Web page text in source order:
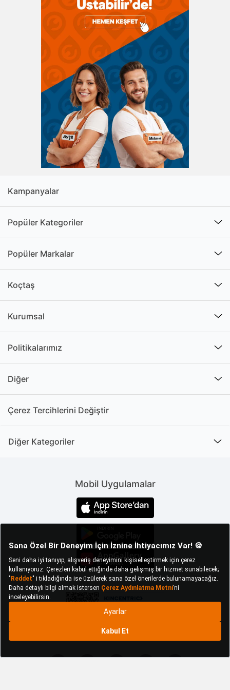
Farklı malzemelerden üretilen çekmeceli şifonyer
modelleri arasından yaşam alanınızın dekorasyonuna
uygun ürünleri seçebilirsiniz. Renk skalası oldukça
geniş olan şifonyerlerin çekmece sayısı üründen ürüne
değişir. 4 çekmeceli şifonyer modelleri, en çok
kullanılanlar arasında yer alır. Bunun yanında 5 veya 6
çekmeceli şifonyer modelleri de bulunur. Daha küçük
boyutlu alternatifler için 3 çekmeceli şifonyer
modellerine göz atabilirsiniz.
Şifonyer Seçiminde Dikkat
Etmeniz Gerekenler
Şifonyer seçiminde bazı püf noktalara dikkat ederek
görünümlü ürünlere sahip olabilirsiniz. Bunun için
izlemeniz gereken adımlar şunlardır:
Ürünün yapımında
kullanılan
materyallerin
uyumuna dikkat
edebilirsiniz.
Eşya depolamak
amacıyla baktığınızda, sağlamlığı ile ön plana
çıkan ürünler arasından seçim yapabilirsiniz.
değişir. Fiyat / performans oranına dikkat ederek
bütçenize uygun bir seçim yapmanızda faydalı
olabilir.
alır. Kulpların sağlam ve dekorasyon ile uyumlu
olmasına dikkat edebilirsiniz.
şekilde kullanılabilmesi için yeterli alana sahip
olmanız gerekir. Bu nedenle şifonyeri
konumlandıracağınız alanın ölçülerine uygun bir
ürün seçimi yapabilirsiniz.
Fonksiyonel Tasarımlarıyla Yaşam
Alanınızı Düzenleyen Şifonyer
Modelleri
Ürünlerin tasarımlarında çekmece, raf ve kapaklı
dolap gibi farklı depolama alanları bulunur. Bu
depolama alanlarının boyutlarına göre depolama
kapasiteleri de değişiklik gösterir. Üst üste birkaç
hepsi aynı boyutta olabilir. Bazı modellerde ise bir
Kampanyalar
Popüler Kategoriler
Popüler Markalar
Koçtaş
Kurumsal
Politikalarımız
Diğer
Çerez Tercihlerini Değiştir
Diğer Kategoriler
Mobil Uygulamalar